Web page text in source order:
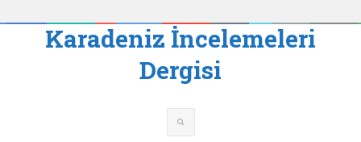
Karadeniz İncelemeleri
Dergisi